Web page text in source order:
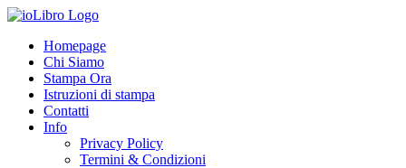
Homepage
Chi Siamo
Stampa Ora
Istruzioni di stampa
Contatti
Info
Privacy Policy
Termini & Condizioni